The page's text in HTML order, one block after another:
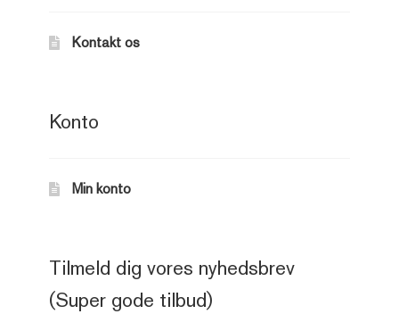
Kontakt os
Konto
Min konto
Tilmeld dig vores nyhedsbrev
(Super gode tilbud)